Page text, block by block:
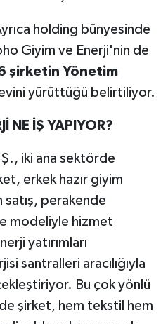
holding bünyesinde
Giyim ve Enerji'nin de
şirketin Yönetim
yürüttüğü belirtiliyor.
NE İŞ YAPIYOR?
iki ana sektörde
erkek hazır giyim
satış, perakende
modeliyle hizmet
yatırımları
santralleri aracılığıyla
Bu çok yönlü
şirket, hem tekstil hem